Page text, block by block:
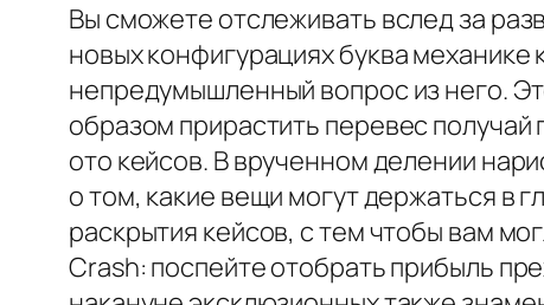
Вы сможете отслеживать вслед за
новых конфигурациях буква
непредумышленный вопрос из него.
образом прирастить перевес
ото кейсов. В врученном делении
о том, какие вещи могут держаться в
раскрытия кейсов, с тем чтобы вам
Crash: поспейте отобрать прибыль